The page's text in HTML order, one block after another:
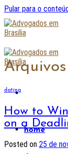
Pular para o
home
dating
How to
on a
Posted on 25 de